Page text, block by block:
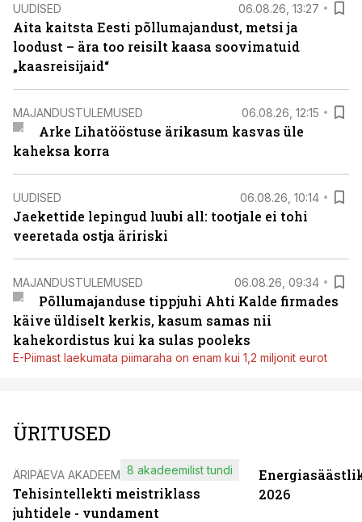
UUDISED 06.08.26, 13:27
Aita kaitsta Eesti põllumajandust, metsi ja
loodust – ära too reisilt kaasa soovimatuid
„kaasreisijaid“
MAJANDUSTULEMUSED 06.08.26, 12:15
Arke Lihatööstuse ärikasum kasvas üle
kaheksa korra
UUDISED 06.08.26, 10:14
Jaekettide lepingud luubi all: tootjale ei tohi
veeretada ostja äririski
MAJANDUSTULEMUSED 06.08.26, 09:34
Põllumajanduse tippjuhi Ahti Kalde firmades
käive üldiselt kerkis, kasum samas nii
kahekordistus kui ka sulas pooleks
E-Piimast laekumata piimaraha on enam kui 1,2 miljonit eurot
ÜRITUSED
ÄRIPÄEVA AKADEEMIA
Tehisintellekti meistriklass
juhtidele - vundament
8 akadeemilist tundi
2026